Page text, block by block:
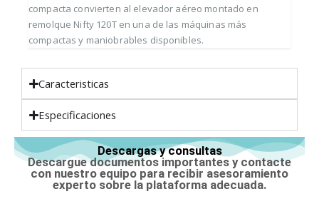
compacta convierten al elevador aéreo montado en
remolque Nifty 120T en una de las máquinas más
compactas y maniobrables disponibles.
Caracteristicas
Especificaciones
Descargas y consultas
Descargue documentos importantes y contacte
con nuestro equipo para recibir asesoramiento
experto sobre la plataforma adecuada.